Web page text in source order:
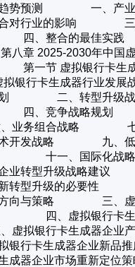
趋势预测 一、产业
业的影响 三、
、整合的最佳实
八章 2025-2030年中国
第一节 虚拟银行卡生成
银行卡生成器行业
规划 二、转型升
、竞争战略规划
组合战略 七、
发战略 九、
略 十一、国际化战
企业转型升级战略建
新转型升级的必要性
方向与策略 三、虚
四、虚拟银行卡生
行卡生成器企业产
行卡生成器企业新
生成器企业市场重新